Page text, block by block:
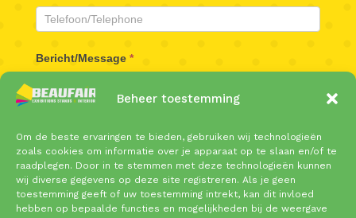
Beheer toestemming
Om de beste ervaringen te bieden, gebruiken wij technologieën
zoals cookies om informatie over je apparaat op te slaan en/of te
raadplegen. Door in te stemmen met deze technologieën kunnen
wij diverse gegevens op deze site registreren. Als je geen
toestemming geeft of uw toestemming intrekt, kan dit invloed
hebben op bepaalde functies en mogelijkheden bij de weergave
Bericht/Message *
Verzenden/Send